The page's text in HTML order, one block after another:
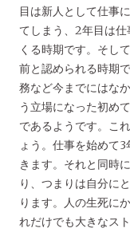
目は新人として仕事
てしまう、2年目は
くる時期です。そし
前と認められる時期
務など今までにはな
う立場になった初め
であるようです。こ
ょう。仕事を始めて
きます。それと同時
り、つまりは自分に
ります。人の生死に
れだけでも大きなス